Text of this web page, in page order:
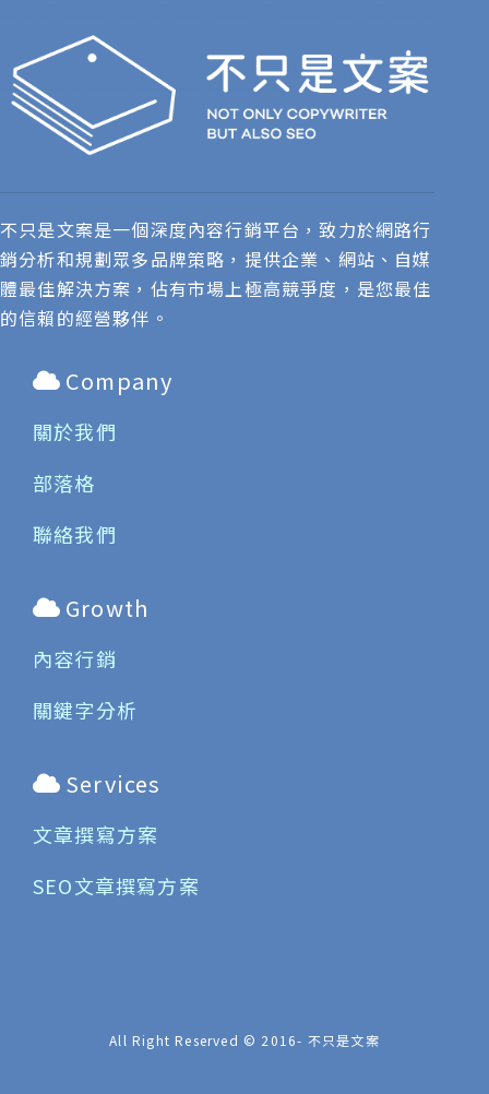
不只是文案是一個深度內容行銷平台，致力於網路行
銷分析和規劃眾多品牌策略，提供企業、網站、自媒
體最佳解決方案，佔有市場上極高競爭度，是您最佳
的信賴的經營夥伴。
Company
關於我們
部落格
聯絡我們
Growth
內容行銷
關鍵字分析
Services
文章撰寫方案
SEO文章撰寫方案
All Right Reserved © 2016- 不只是文案